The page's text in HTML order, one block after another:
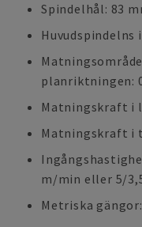
Spindelhål: 83
Huvudspindelns
planriktningen:
Matningskraft i
Matningskraft i
m/min eller 5/
Metriska